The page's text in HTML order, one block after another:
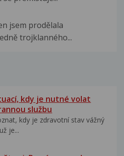
jsem prodělala
trojklanného...
kdy je nutné volat
službu
kdy je zdravotní stav vážný
je...